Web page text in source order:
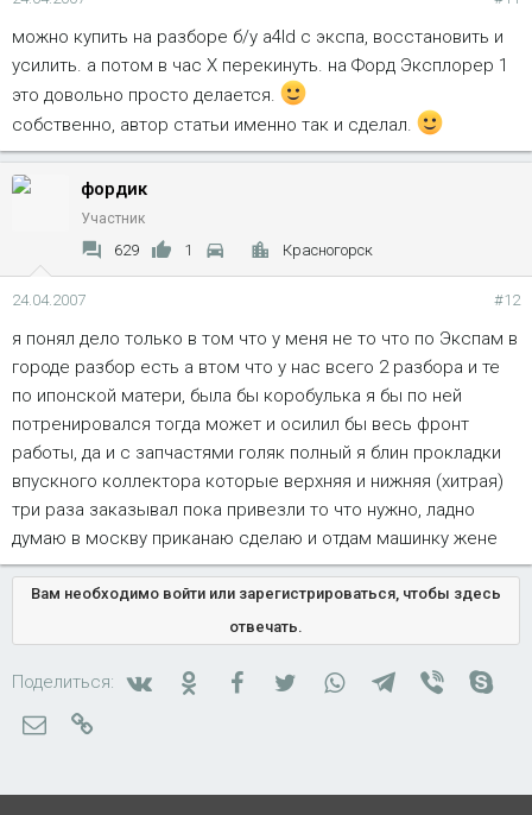
можно купить на разборе б/у a4ld с экспа, восстановить и
усилить. а потом в час X перекинуть. на Форд Эксплорер 1
это довольно просто делается.
собственно, автор статьи именно так и сделал.
фордик
Участник
629 1 Красногорск
24.04.2007 #12
я понял дело только в том что у меня не то что по Экспам в
городе разбор есть а втом что у нас всего 2 разбора и те
по ипонской матери, была бы коробулька я бы по ней
потренировался тогда может и осилил бы весь фронт
работы, да и с запчастями голяк полный я блин прокладки
впускного коллектора которые верхняя и нижняя (хитрая)
три раза заказывал пока привезли то что нужно, ладно
думаю в москву приканаю сделаю и отдам машинку жене
Вам необходимо войти или зарегистрироваться, чтобы здесь
отвечать.
Поделиться: ВконтактеОдноклассники
FacebookTwitterWhatsAppTelegram
Viber
Электронная почта